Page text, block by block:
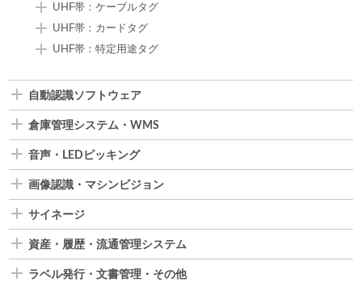
UHF帯：ケーブルタグ
UHF帯：カードタグ
UHF帯：特定用途タグ
自動認識ソフトウェア
倉庫管理システム・WMS
音声・LEDピッキング
画像認識・マシンビジョン
サイネージ
資産・履歴・流通管理システム
ラベル発行・文書管理・その他